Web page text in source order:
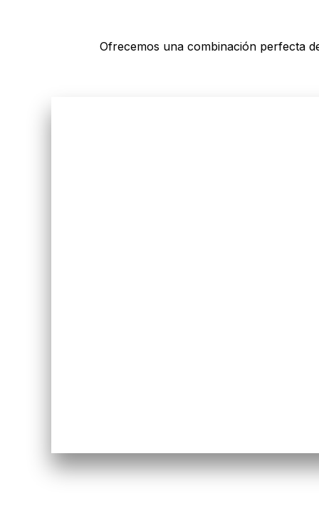
Ofrecemos una combinación perfecta